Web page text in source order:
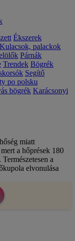
Ékszerek
Kulacsok, palackok
Párnák
Trendek Bögrék
Segítő
po polsku
bögrék Karácsonyi
miatt
a hőprések 180
a
elvonulása